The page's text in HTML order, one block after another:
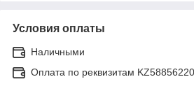
Условия оплаты
Наличными
Оплата по реквизитам